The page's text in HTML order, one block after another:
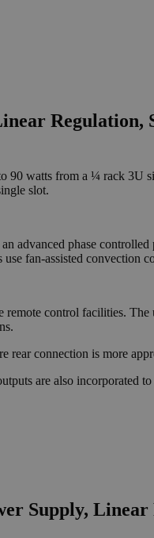
watts from a ¼ rack 3U
slot.
advanced phase
fan-assisted convection
control facilities.
rear connection is more
are also incorporated
Supply,